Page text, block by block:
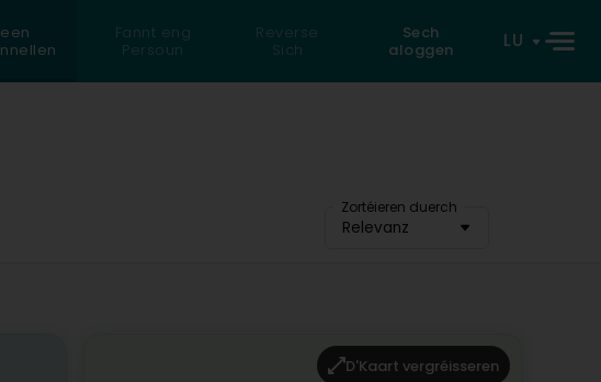
Fannt eng
Persoun
Reverse
Sich
Sech
aloggen
LU
Zortéieren duerch
Relevanz
D'Kaart vergréisseren